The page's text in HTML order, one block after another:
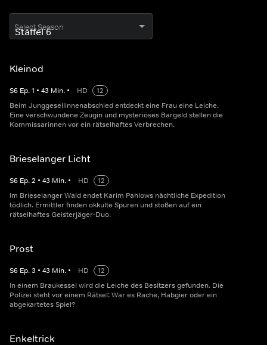
Select Season
Kleinod
S6 Ep.1 • 43 Min. • HD
12
Beim Junggesellinnenabschied entdeckt eine Frau eine Leiche.
Eine verschwundene Zeugin und mysteriöses Bargeld stellen die
Kommissarinnen vor ein rätselhaftes Verbrechen.
Brieselanger Licht
S6 Ep.2 • 43 Min. • HD
12
Im Brieselanger Wald endet Karim Pahlows nächtliche Expedition
tödlich. Ermittler finden okkulte Spuren und stoßen auf ein
rätselhaftes Geisterjäger-Duo.
Prost
S6 Ep.3 • 43 Min. • HD
12
In einem Braukessel wird die Leiche des Besitzers gefunden. Die
Polizei steht vor einem Rätsel: War es Rache, Habgier oder ein
abgekartetes Spiel?
Enkeltrick